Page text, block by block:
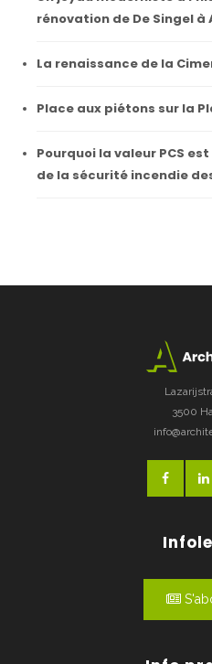
rénovation de De Singel à
La renaissance de la
Place aux piétons sur la
Pourquoi la valeur PCS
de la sécurité incendie
3500